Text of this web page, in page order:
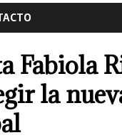
Fabiola
la